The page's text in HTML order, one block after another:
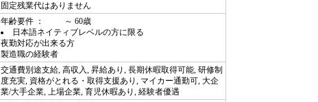
固定残業代はありません
年齢要件 ： ～ 60歳
日本語ネイティブレベルの方に限る
夜勤対応が出来る方
製造職の経験者
交通費別途支給, 高収入, 昇給あり, 長期休暇取得可能, 研修制
度充実, 資格がとれる・取得支援あり, マイカー通勤可, 大企
業/大手企業, 上場企業, 育児休暇あり, 経験者優遇